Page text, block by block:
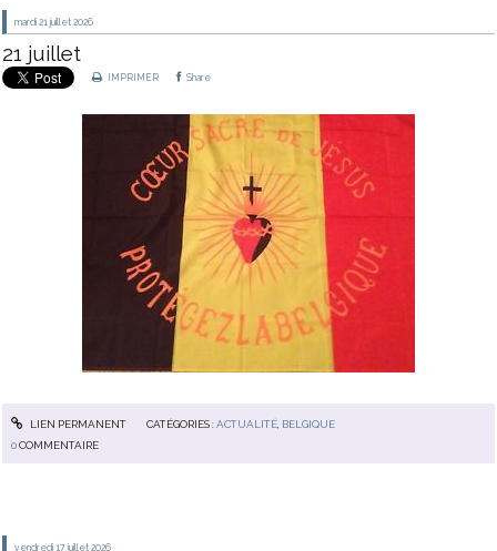
mardi 21 juillet 2026
21 juillet
IMPRIMER Share
LIEN PERMANENT CATÉGORIES :ACTUALITÉ, BELGIQUE
0COMMENTAIRE
vendredi 17 juillet 2026